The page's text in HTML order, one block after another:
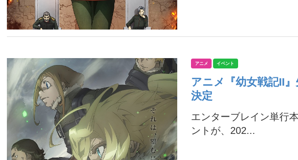
アニメ イベント
アニメ『幼女戦記II
決定
エンターブレイン単行
ントが、202...